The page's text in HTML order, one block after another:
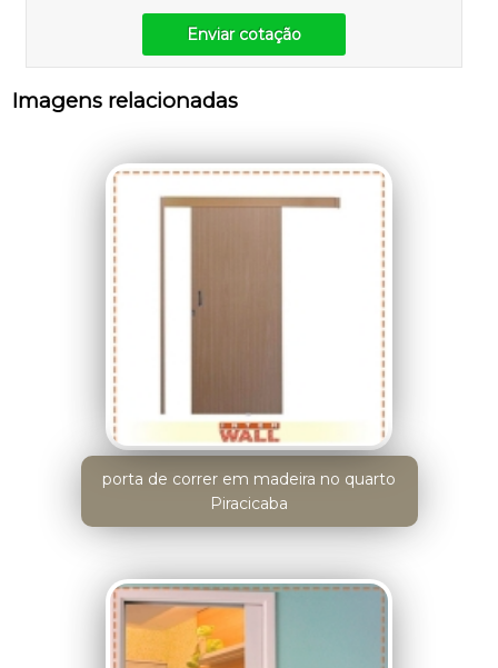
Enviar cotação
Imagens relacionadas
porta de correr em madeira no quarto
Piracicaba